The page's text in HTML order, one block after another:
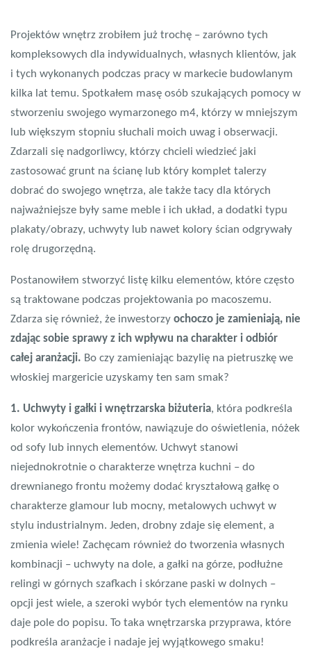
Projektów wnętrz zrobiłem już trochę – zarówno tych
kompleksowych dla indywidualnych, własnych klientów, jak
i tych wykonanych podczas pracy w markecie budowlanym
kilka lat temu. Spotkałem masę osób szukających pomocy w
stworzeniu swojego wymarzonego m4, którzy w mniejszym
lub większym stopniu słuchali moich uwag i obserwacji.
Zdarzali się nadgorliwcy, którzy chcieli wiedzieć jaki
zastosować grunt na ścianę lub który komplet talerzy
dobrać do swojego wnętrza, ale także tacy dla których
najważniejsze były same meble i ich układ, a dodatki typu
plakaty/obrazy, uchwyty lub nawet kolory ścian odgrywały
rolę drugorzędną.
Postanowiłem stworzyć listę kilku elementów, które często
są traktowane podczas projektowania po macoszemu.
Zdarza się również, że inwestorzy ochoczo je zamieniają, nie
zdając sobie sprawy z ich wpływu na charakter i odbiór
całej aranżacji. Bo czy zamieniając bazylię na pietruszkę we
włoskiej margericie uzyskamy ten sam smak?
1. Uchwyty i gałki i wnętrzarska biżuteria, która podkreśla
kolor wykończenia frontów, nawiązuje do oświetlenia, nóżek
od sofy lub innych elementów. Uchwyt stanowi
niejednokrotnie o charakterze wnętrza kuchni – do
drewnianego frontu możemy dodać kryształową gałkę o
charakterze glamour lub mocny, metalowych uchwyt w
stylu industrialnym. Jeden, drobny zdaje się element, a
zmienia wiele! Zachęcam również do tworzenia własnych
kombinacji – uchwyty na dole, a gałki na górze, podłużne
relingi w górnych szafkach i skórzane paski w dolnych –
opcji jest wiele, a szeroki wybór tych elementów na rynku
daje pole do popisu. To taka wnętrzarska przyprawa, które
podkreśla aranżacje i nadaje jej wyjątkowego smaku!